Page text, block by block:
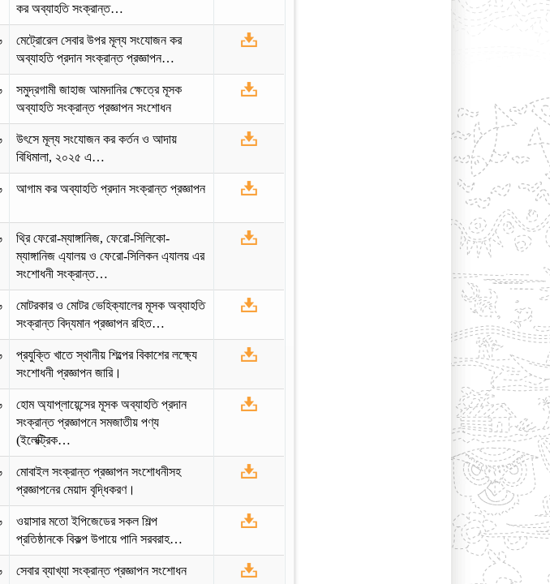
কর অব্যাহতি সংক্রান্ত…
মেট্রোরেল সেবার উপর মূল্য সংযোজন কর
অব্যাহতি প্রদান সংক্রান্ত প্রজ্ঞাপন…
সমুদ্রগামী জাহাজ আমদানির ক্ষেত্রে মূসক
অব্যাহতি সংক্রান্ত প্রজ্ঞাপন সংশোধন
উৎসে মূল্য সংযোজন কর কর্তন ও আদায়
বিধিমালা, ২০২৫ এ…
আগাম কর অব্যাহতি প্রদান সংক্রান্ত প্রজ্ঞাপন
থ্রি ফেরো-ম্যাঙ্গানিজ, ফেরো-সিলিকো-
ম্যাঙ্গানিজ এ্যালয় ও ফেরো-সিলিকন এ্যালয় এর
সংশোধনী সংক্রান্ত…
মোটরকার ও মোটর ভেহিক্যালের মূসক অব্যাহতি
সংক্রান্ত বিদ্যমান প্রজ্ঞাপন রহিত…
প্রযুক্তি খাতে স্থানীয় শিল্পের বিকাশের লক্ষ্যে
সংশোধনী প্রজ্ঞাপন জারি।
হোম অ্যাপ্লায়েন্সের মূসক অব্যাহতি প্রদান
সংক্রান্ত প্রজ্ঞাপনে সমজাতীয় পণ্য
(ইলেক্ট্রিক…
মোবাইল সংক্রান্ত প্রজ্ঞাপন সংশোধনীসহ
প্রজ্ঞাপনের মেয়াদ বৃদ্ধিকরণ।
ওয়াসার মতো ইপিজেডের সকল শিল্প
প্রতিষ্ঠানকে বিকল্প উপায়ে পানি সরবরাহ…
সেবার ব্যাখ্যা সংক্রান্ত প্রজ্ঞাপন সংশোধন